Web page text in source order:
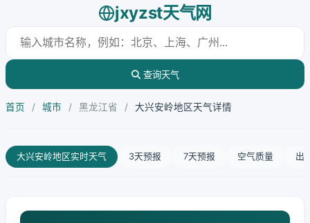
jxyzst天气网
查询天气
首页 / 城市 / 黑龙江省 / 大兴安岭地区天气详情
大兴安岭地区实时天气 3天预报 7天预报 空气质量 出